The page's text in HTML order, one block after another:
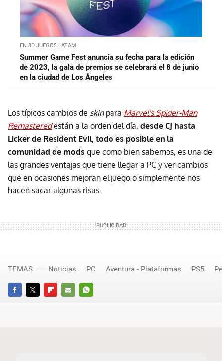
EN 3D JUEGOS LATAM
Summer Game Fest anuncia su fecha para la edición
de 2023, la gala de premios se celebrará el 8 de junio
en la ciudad de Los Ángeles
Los típicos cambios de skinpara Marvel's Spider-Man
Remasteredestán a la orden del día, desde CJ hasta
Licker de Resident Evil, todo es posible en la
comunidad de mods que como bien sabemos, es una de
las grandes ventajas que tiene llegar a PC y ver cambios
que en ocasiones mejoran el juego o simplemente nos
hacen sacar algunas risas.
FACEBOOKTWITTERFLIPBOARD
E-
WHATSAPP
TEMAS Noticias PC Aventura - Plataformas PS5